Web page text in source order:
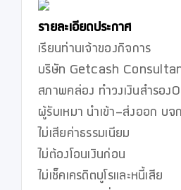
รายละเอียดประกาศ
เรียนท่านเจ้าของกิจการ
บริษัท Getcash Consultant
สภาพคล่อง ทำวงเงินสำรอง
ผู้รับเหมา นำเข้า-ส่งออก บ
ไม่เสียค่าธรรมเนียม
ไม่ต้องโอนเงินก่อน
ไม่เช็คเครดิตบูโรและหนี้เสีย